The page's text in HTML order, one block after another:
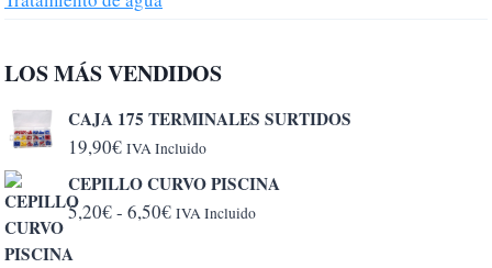
LOS MÁS VENDIDOS
CAJA 175 TERMINALES SURTIDOS
19,90€ IVA Incluido
CEPILLO CURVO PISCINA
5,20€- 6,50€Rango
IVA Incluido